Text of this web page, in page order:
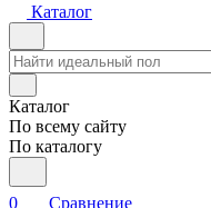
Каталог
Каталог
По всему сайту
По каталогу
0
Сравнение